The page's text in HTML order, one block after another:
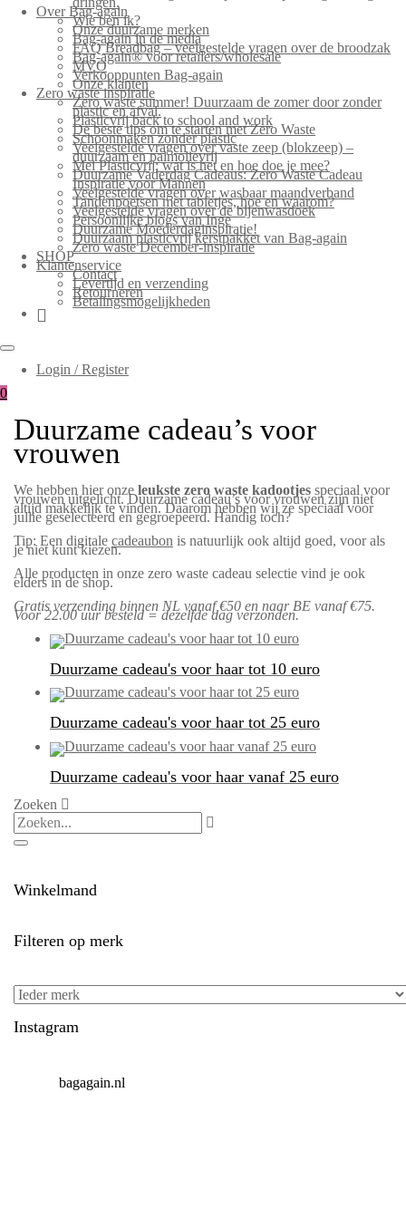
Over Bag-again
Wie ben ik?
Onze duurzame merken
Bag-again in de media
FAQ Breadbag – veelgestelde vragen over de broodzak
Bag-again® voor retailers/wholesale
MVO
Verkooppunten Bag-again
Onze klanten
Zero waste inspiratie
Zero waste summer! Duurzaam de zomer door zonder
plastic en afval.
Plasticvrij back to school and work
De beste tips om te starten met Zero Waste
Schoonmaken zonder plastic
Veelgestelde vragen over vaste zeep (blokzeep) –
duurzaam en palmolievrij
Mei Plasticvrij: wat is het en hoe doe je mee?
Duurzame Vaderdag Cadeaus: Zero Waste Cadeau
Inspiratie voor Mannen
Veelgestelde vragen over wasbaar maandverband
Tandenpoetsen met tabletjes, hoe en waarom?
Veelgestelde vragen over de bijenwasdoek
Persoonlijke blogs van Inge
Duurzame Moederdaginspiratie!
Duurzaam plasticvrij kerstpakket van Bag-again
Zero waste December-inspiratie
SHOP
Klantenservice
Contact
Levertijd en verzending
Retourneren
Betalingsmogelijkheden
Login / Register
0
Duurzame cadeau’s voor
vrouwen
We hebben hier onze leukste zero waste kadootjes speciaal voor
vrouwen uitgelicht. Duurzame cadeau’s voor vrouwen zijn niet
altijd makkelijk te vinden. Daarom hebben wij ze speciaal voor
jullie geselecteerd en gegroepeerd. Handig toch?
Tip: Een digitale cadeaubon is natuurlijk ook altijd goed, voor als
je niet kunt kiezen.
Alle producten in onze zero waste cadeau selectie vind je ook
elders in de shop.
Gratis verzending binnen NL vanaf €50 en naar BE vanaf €75.
Voor 22.00 uur besteld = dezelfde dag verzonden.
Duurzame cadeau's voor haar tot 10 euro
Duurzame cadeau's voor haar tot 25 euro
Duurzame cadeau's voor haar vanaf 25 euro
Zoeken
Winkelmand
Filteren op merk
Instagram
bagagain.nl